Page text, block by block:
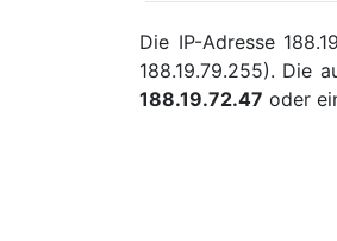
Die IP-Adresse
188.19.79.255). Die
188.19.72.47 oder